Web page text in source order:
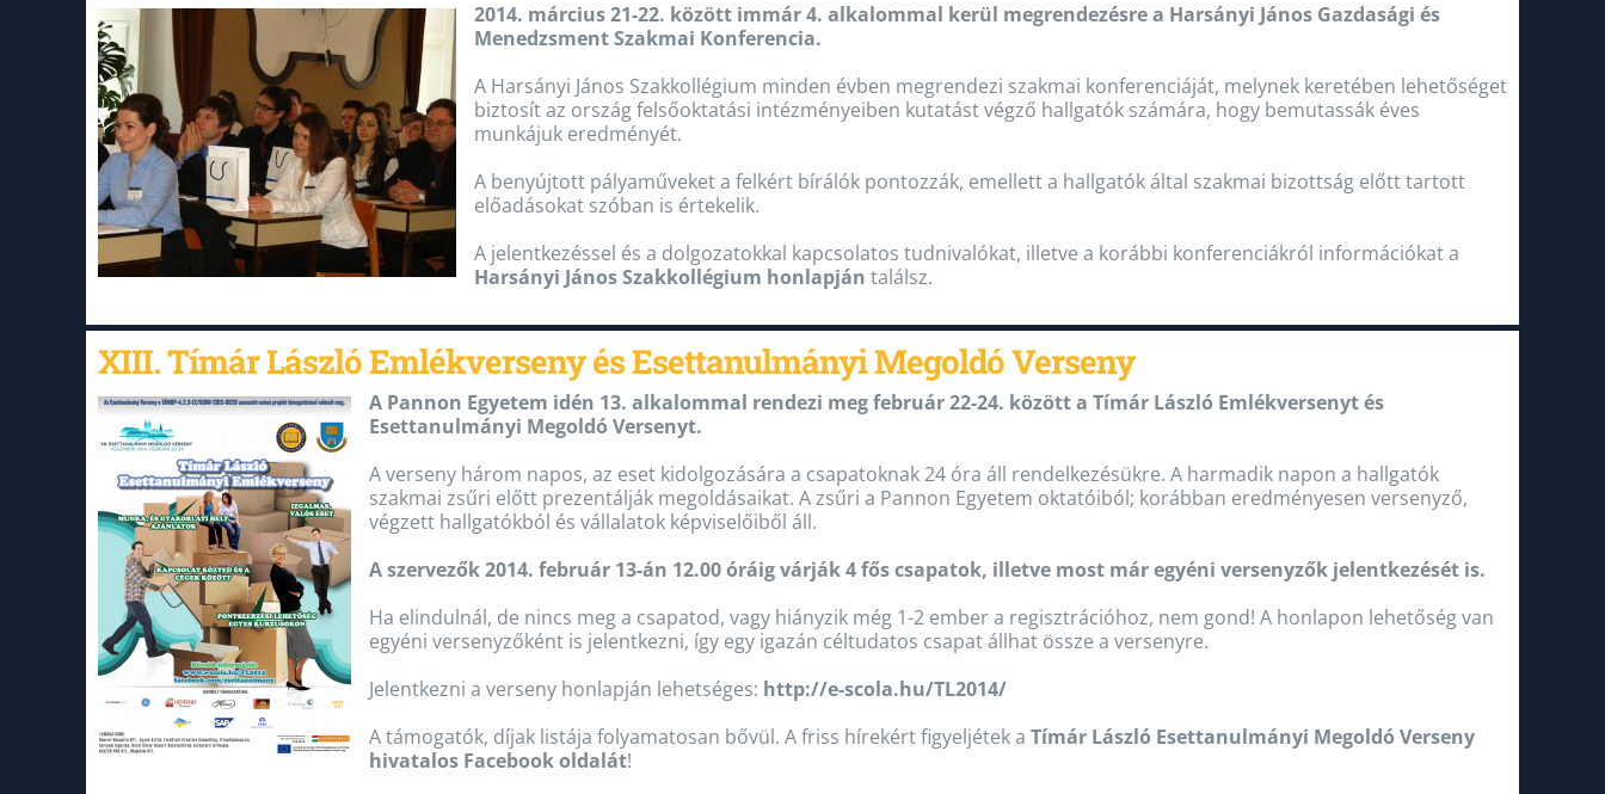
2014. március 21-22. között immár 4. alkalommal kerül megrendezésre a Harsányi János Gazdasági és
Menedzsment Szakmai Konferencia.
A Harsányi János Szakkollégium minden évben megrendezi szakmai konferenciáját, melynek keretében lehetőséget
biztosít az ország felsőoktatási intézményeiben kutatást végző hallgatók számára, hogy bemutassák éves
munkájuk eredményét.
A benyújtott pályaműveket a felkért bírálók pontozzák, emellett a hallgatók által szakmai bizottság előtt tartott
előadásokat szóban is értekelik.
A jelentkezéssel és a dolgozatokkal kapcsolatos tudnivalókat, illetve a korábbi konferenciákról információkat a
Harsányi János Szakkollégium honlapján találsz.
XIII. Tímár László Emlékverseny és Esettanulmányi Megoldó Verseny
A Pannon Egyetem idén 13. alkalommal rendezi meg február 22-24. között a Tímár László Emlékversenyt és
Esettanulmányi Megoldó Versenyt.
A verseny három napos, az eset kidolgozására a csapatoknak 24 óra áll rendelkezésükre. A harmadik napon a hallgatók
szakmai zsűri előtt prezentálják megoldásaikat. A zsűri a Pannon Egyetem oktatóiból; korábban eredményesen versenyző,
végzett hallgatókból és vállalatok képviselőiből áll.
A szervezők 2014. február 13-án 12.00 óráig várják 4 fős csapatok, illetve most már egyéni versenyzők jelentkezését is.
Ha elindulnál, de nincs meg a csapatod, vagy hiányzik még 1-2 ember a regisztrációhoz, nem gond! A honlapon lehetőség van
egyéni versenyzőként is jelentkezni, így egy igazán céltudatos csapat állhat össze a versenyre.
Jelentkezni a verseny honlapján lehetséges: http://e-scola.hu/TL2014/
A támogatók, díjak listája folyamatosan bővül. A friss hírekért figyeljétek a Tímár László Esettanulmányi Megoldó Verseny
hivatalos Facebook oldalát!